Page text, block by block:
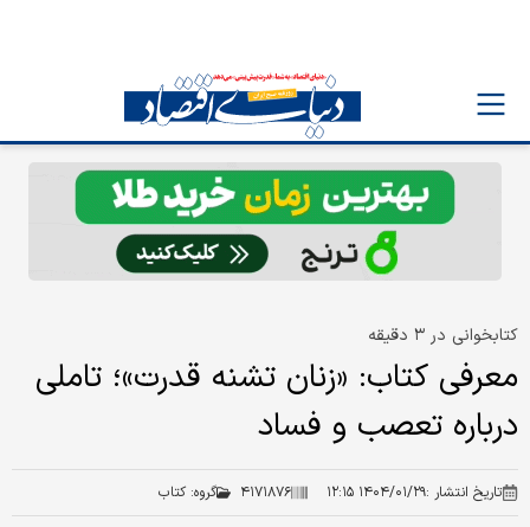
کتابخوانی در ۳ دقیقه
معرفی کتاب: «زنان تشنه قدرت»؛ تاملی
درباره تعصب و فساد
تاریخ انتشار :۱۴۰۴/۰۱/۲۹ ۱۲:۱۵ ۴۱۷۱۸۷۶ گروه: کتاب